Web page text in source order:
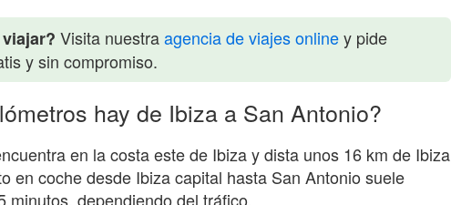
Visita nuestraagencia de viajes onliney pide
y sin compromiso.
hay de Ibiza a San Antonio?
en la costa este de Ibiza y dista unos 16 km de Ibiza
en coche desde Ibiza capital hasta San Antonio suele
minutos, dependiendo del tráfico.